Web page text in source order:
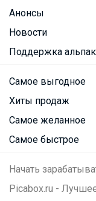
Анонсы
Новости
Поддержка альпак
Самое выгодное
Хиты продаж
Самое желанное
Самое быстрое
Начать
Picabox.ru -